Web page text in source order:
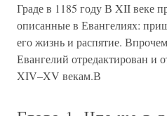
Граде в 1185 году В XII веке
описанные в Евангелиях:
его жизнь и распятие.
Евангелий отредактирован и
XIV–XV векам.В